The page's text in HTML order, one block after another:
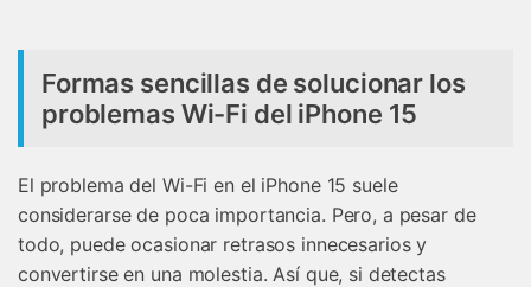
Formas sencillas de solucionar los
problemas Wi-Fi del iPhone 15
El problema del Wi-Fi en el iPhone 15 suele
considerarse de poca importancia. Pero, a pesar de
todo, puede ocasionar retrasos innecesarios y
convertirse en una molestia. Así que, si detectas